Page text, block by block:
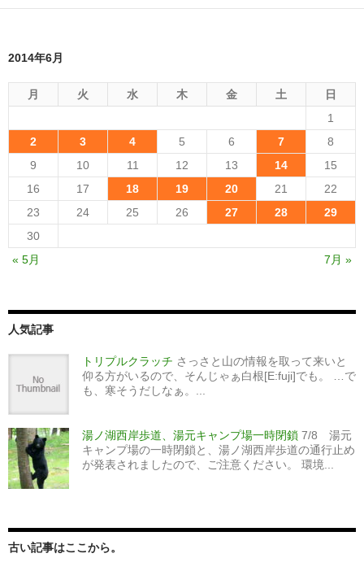
2014年6月
月 火 水 木 金 土
日
1
2
3 4 5 6 7
8
9
10 11 12 13 14
15
16
17 18 19 20 21
22
23
24 25 26 27 28
29
30
« 5月
7月 »
人気記事
トリプルクラッチ さっさと山の情報を取って来いと
仰る方がいるので、そんじゃぁ白根[E:fuji]でも。 …で
も、寒そうだしなぁ。...
湯ノ湖西岸歩道、湯元キャンプ場一時閉鎖 7/8 湯元
キャンプ場の一時閉鎖と、湯ノ湖西岸歩道の通行止め
が発表されましたので、ご注意ください。 環境...
古い記事はここから。